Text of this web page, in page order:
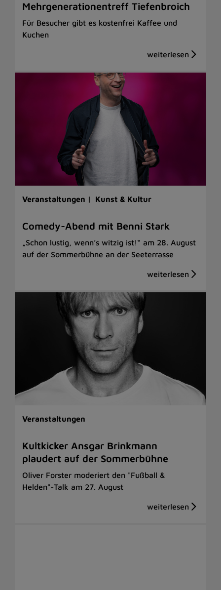
Mehrgenerationentreff Tiefenbroich
Für Besucher gibt es kostenfrei Kaffee und
Kuchen
Veranstaltungen | Kunst & Kultur
Comedy-Abend mit Benni Stark
„Schon lustig, wenn’s witzig ist!“ am 28. August
auf der Sommerbühne an der Seeterrasse
Veranstaltungen
Kultkicker Ansgar Brinkmann
plaudert auf der Sommerbühne
Oliver Forster moderiert den "Fußball &
Helden"-Talk am 27. August